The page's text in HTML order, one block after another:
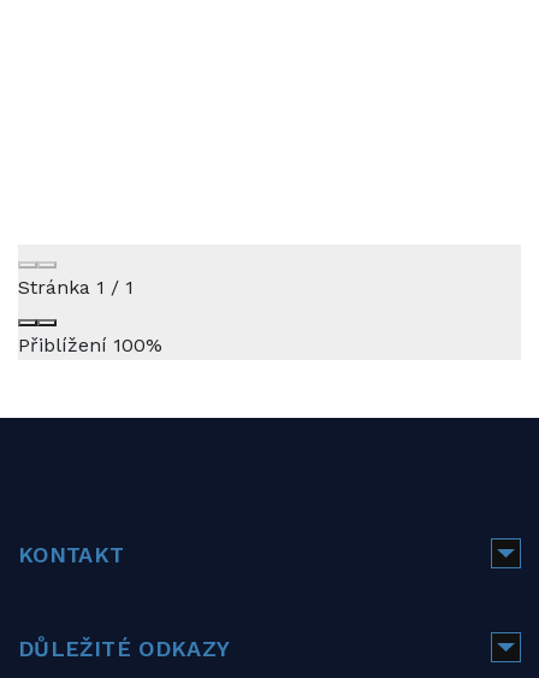
Stránka 1 / 1
Přiblížení 100%
KONTAKT
DŮLEŽITÉ ODKAZY